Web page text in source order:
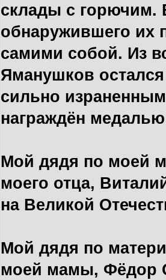
склады с горючим.
обнаружившего их
самими собой. Из
Яманушков
сильно
награждён медалью
Мой дядя по моей
моего отца,
на Великой
Мой дядя по
моей мамы, Фёдор